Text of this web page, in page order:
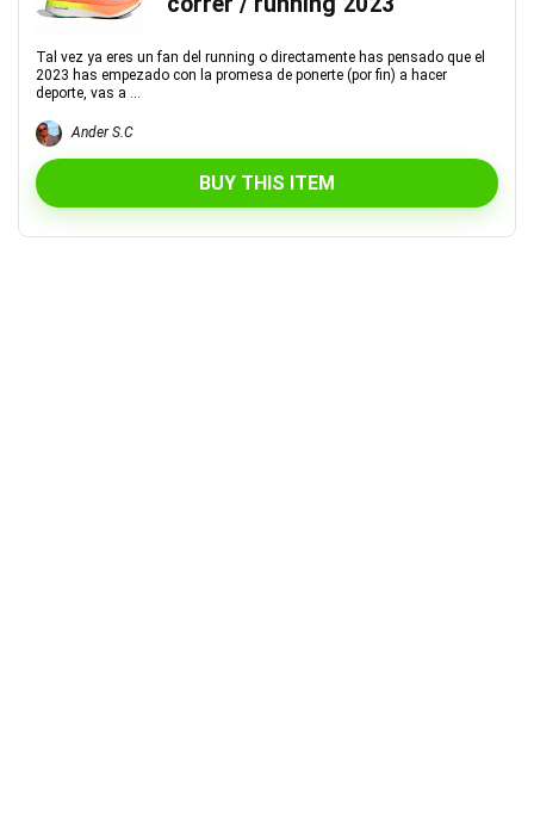
Tal vez ya eres un fan del running o directamente has pensado que el
2023 has empezado con la promesa de ponerte (por fin) a hacer
deporte, vas a ...
Ander S.C
BUY THIS ITEM